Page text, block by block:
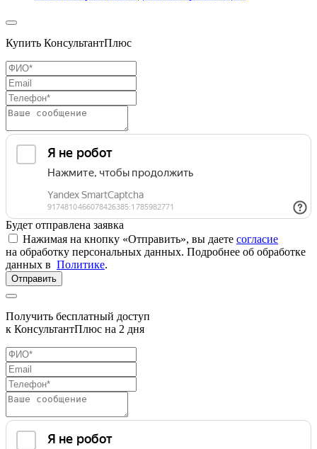
Купить КонсультантПлюс
Будет отправлена заявка
Нажимая на кнопку «Отправить», вы даете согласие
на обработку персональных данных. Подробнее об обработке
данных в Политике.
Отправить
Получить бесплатный доступ
к КонсультантПлюс на 2 дня